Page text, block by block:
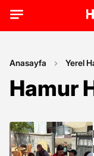
Anasayfa Yerel
Hamur